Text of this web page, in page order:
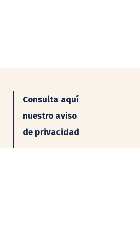
Consulta aquí
nuestro aviso
de privacidad